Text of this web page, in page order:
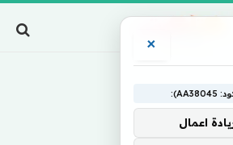
×
اعمال